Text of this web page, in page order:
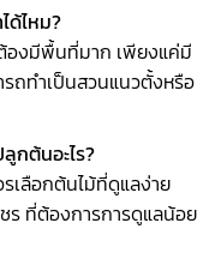
ด้ไหม?
องมีพื้นที่มาก เพียงแค่มี
ถทำเป็นสวนแนวตั้งหรือ
กต้นอะไร?
เลือกต้นไม้ที่ดูแลง่าย
ร ที่ต้องการการดูแลน้อย